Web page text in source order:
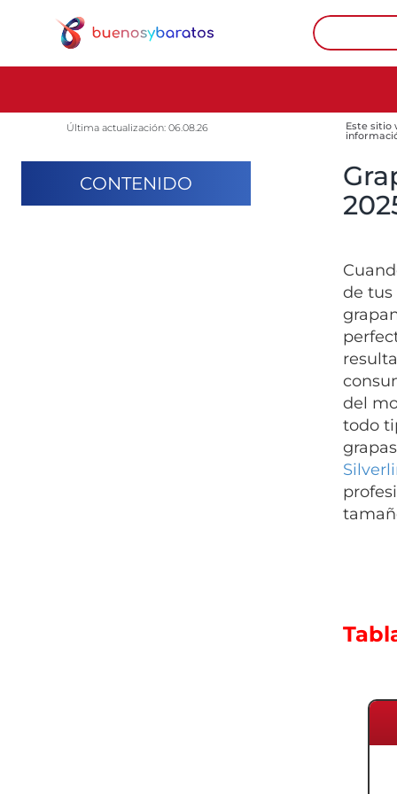
Última actualización: 06.08.26 Este sitio
CONTENIDO
de tus
del
todo